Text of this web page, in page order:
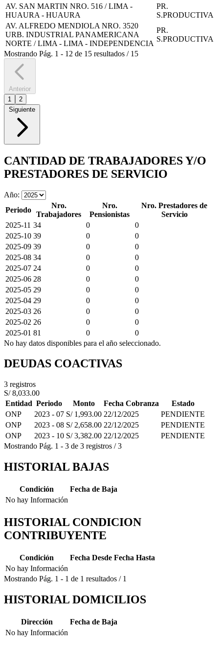
AV. SAN MARTIN NRO. 516 / LIMA -
HUAURA - HUAURA
PR.
S.PRODUCTIVA
AV. ALFREDO MENDIOLA NRO. 3520
URB. INDUSTRIAL PANAMERICANA
NORTE / LIMA - LIMA - INDEPENDENCIA
PR.
S.PRODUCTIVA
Mostrando Pág. 1 - 12 de 15 resultados / 15
Anterior
1
2
Siguiente
CANTIDAD DE TRABAJADORES Y/O
PRESTADORES DE SERVICIO
Año:
Periodo
Nro.
Trabajadores
Nro.
Pensionistas
Nro. Prestadores de
Servicio
2025-11 34 0
0
2025-10 39 0
0
2025-09 39 0
0
2025-08 34 0
0
2025-07 24 0
0
2025-06 28 0
0
2025-05 29 0
0
2025-04 29 0
0
2025-03 26 0
0
2025-02 26 0
0
2025-01 81 0
0
No hay datos disponibles para el año seleccionado.
DEUDAS COACTIVAS
3 registros
S/ 8,033.00
Entidad Periodo Monto Fecha Cobranza
Estado
ONP
2023 - 07 S/ 1,993.00 22/12/2025
PENDIENTE
ONP
2023 - 08 S/ 2,658.00 22/12/2025
PENDIENTE
ONP
2023 - 10 S/ 3,382.00 22/12/2025
PENDIENTE
Mostrando Pág. 1 - 3 de 3 registros /3
HISTORIAL BAJAS
Condición
Fecha de Baja
No hay Información
HISTORIAL CONDICION
CONTRIBUYENTE
Condición Fecha Desde Fecha Hasta
No hay Información
Mostrando Pág. 1 - 1 de 1 resultados / 1
HISTORIAL DOMICILIOS
Dirección
Fecha de Baja
No hay Información